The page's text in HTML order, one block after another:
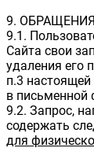
9.
9.1.
Сайта свои
удаления его
п.3
в письменной
9.2. Запрос,
содержать
для